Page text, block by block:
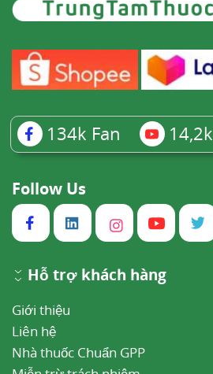
134k Fan 14,2k
Follow Us
Hỗ trợ khách hàng
Giới thiệu
Liên hệ
Nhà thuốc Chuẩn GPP